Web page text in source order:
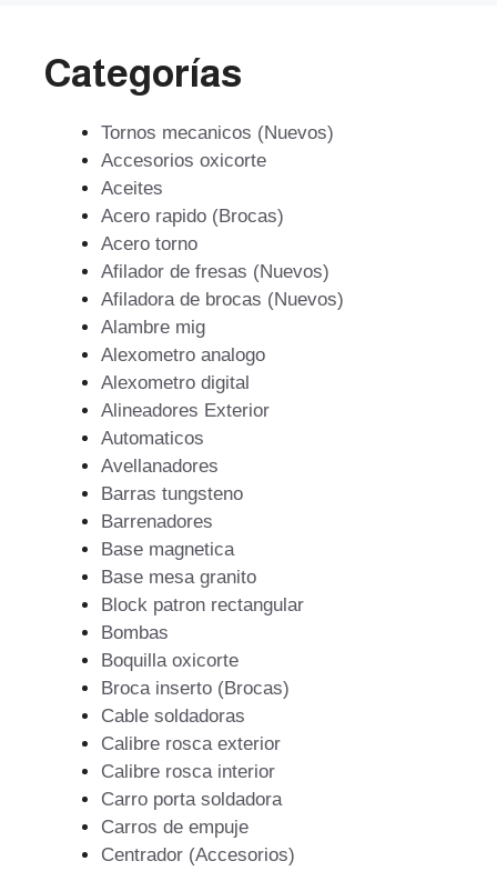
Categorías
Tornos mecanicos (Nuevos)
Accesorios oxicorte
Aceites
Acero rapido (Brocas)
Acero torno
Afilador de fresas (Nuevos)
Afiladora de brocas (Nuevos)
Alambre mig
Alexometro analogo
Alexometro digital
Alineadores Exterior
Automaticos
Avellanadores
Barras tungsteno
Barrenadores
Base magnetica
Base mesa granito
Block patron rectangular
Bombas
Boquilla oxicorte
Broca inserto (Brocas)
Cable soldadoras
Calibre rosca exterior
Calibre rosca interior
Carro porta soldadora
Carros de empuje
Centrador (Accesorios)